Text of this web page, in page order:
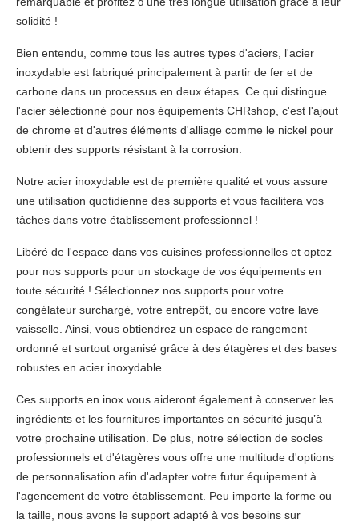
solidité !
Bien entendu, comme tous les autres types d'aciers, l'acier
inoxydable est fabriqué principalement à partir de fer et de
carbone dans un processus en deux étapes. Ce qui distingue
l'acier sélectionné pour nos équipements CHRshop, c'est l'ajout
de chrome et d'autres éléments d'alliage comme le nickel pour
obtenir des supports résistant à la corrosion.
Notre acier inoxydable est de première qualité et vous assure
une utilisation quotidienne des supports et vous facilitera vos
tâches dans votre établissement professionnel !
Libéré de l'espace dans vos cuisines professionnelles et optez
pour nos supports pour un stockage de vos équipements en
toute sécurité ! Sélectionnez nos supports pour votre
congélateur surchargé, votre entrepôt, ou encore votre lave
vaisselle. Ainsi, vous obtiendrez un espace de rangement
ordonné et surtout organisé grâce à des étagères et des bases
robustes en acier inoxydable.
Ces supports en inox vous aideront également à conserver les
ingrédients et les fournitures importantes en sécurité jusqu’à
votre prochaine utilisation. De plus, notre sélection de socles
professionnels et d'étagères vous offre une multitude d'options
de personnalisation afin d'adapter votre futur équipement à
l'agencement de votre établissement. Peu importe la forme ou
la taille, nous avons le support adapté à vos besoins sur